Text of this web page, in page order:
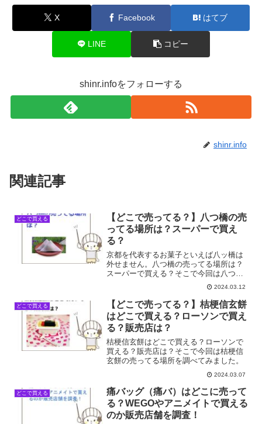
X Facebook はてブ
LINE コピー
shinr.infoをフォローする
shinr.info
関連記事
どこで買える
【どこで売ってる？】八つ橋の売
ってる場所は？スーパーで買え
る？
京都を代表するお菓子といえば八ッ橋は
外せません。八つ橋の売ってる場所は？
スーパーで買える？そこで今回は八つ橋
の売ってる場所を調べてみました。2024.03.12
どこで買える
【どこで売ってる？】桔梗信玄餅
はどこで買える？ローソンで買え
る？販売店は？
桔梗信玄餅はどこで買える？ローソンで
買える？販売店は？そこで今回は桔梗信
玄餅の売ってる場所を調べてみました。
2024.03.07
どこで買える
痛バッグ（痛バ）はどこに売って
る？WEGOやアニメイトで買える
のか販売店舗を調査！